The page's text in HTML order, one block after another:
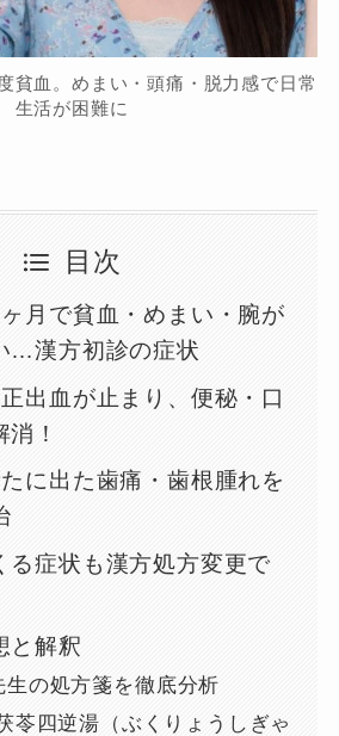
貧血。めまい・頭痛・脱力感で日常
生活が困難に
目次
月で貧血・めまい・腕が
…漢方初診の症状
出血が止まり、便秘・口
！
に出た歯痛・歯根腫れを
る症状も漢方処方変更で
と解釈
生の処方箋を徹底分析
苓四逆湯（ぶくりょうしぎゃ